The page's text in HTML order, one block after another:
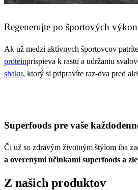
Regenerujte po športových
Ak už medzi aktívnych športovcov
proteinprispieva k rastu a udržaniu
shaku, ktorý si pripravíte raz-dva pred
Superfoods pre vaše
Či už so zdravým životným štýlom iba
a overenými účinkami superfoods a
Z našich produktov